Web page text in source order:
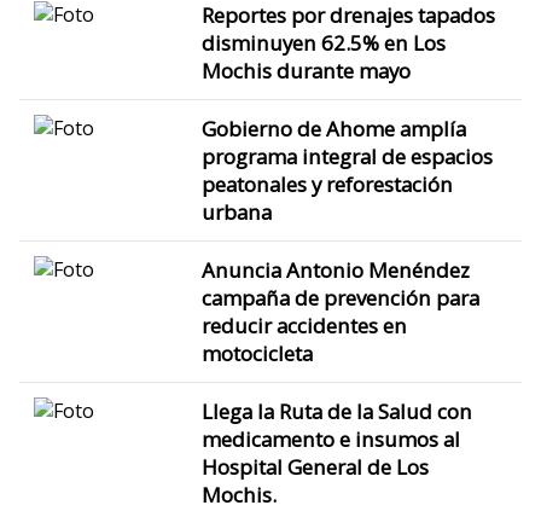
Reportes por drenajes tapados
disminuyen 62.5% en Los
Mochis durante mayo
Gobierno de Ahome amplía
programa integral de espacios
peatonales y reforestación
urbana
Anuncia Antonio Menéndez
campaña de prevención para
reducir accidentes en
motocicleta
Llega la Ruta de la Salud con
medicamento e insumos al
Hospital General de Los
Mochis.